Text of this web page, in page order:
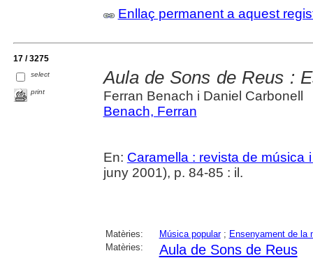
Enllaç permanent a aquest
17 / 3275
select
print
Aula de Sons de Reus :
Ferran Benach i Daniel Carbonell
Benach, Ferran
En: Caramella : revista de música
juny 2001), p. 84-85 : il.
Matèries: Música popular; Ensenyament de la
Matèries:
Aula de Sons de Reus